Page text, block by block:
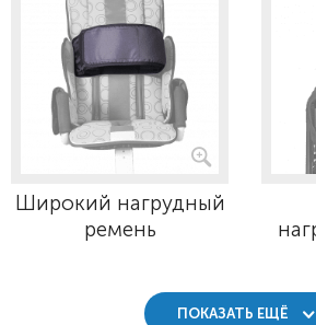
Широкий нагрудный
ремень
ПОКАЗАТЬ ЕЩЁ